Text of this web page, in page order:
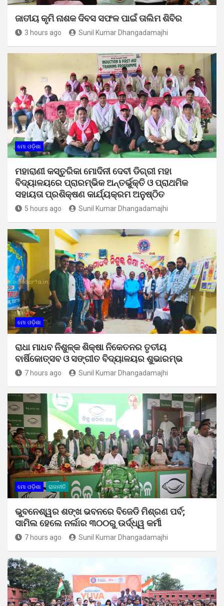
ଜାତୀୟ କୃମି ନାଶକ ଦିବସ ସଫଳ ପାଇଁ ତାଲିମ ଶିବିର
3 hours ago Sunil Kumar Dhangadamajhi
ମୋ ଓଡ଼ିଶା
ମହାରାଣୀ କସ୍ତୁରିକା ମୋଦିନୀ ଦେବୀ ଡିଗ୍ରୀ ମହା
ବିଦ୍ୟାଳୟରେ ପ୍ରାରମ୍ଭିକ ଅନ୍ତର୍ଭୁକ୍ତି ଓ ପ୍ରାଥମିକ
ସହାୟତା ପ୍ରଶିକ୍ଷଣ କାର୍ଯ୍ୟକ୍ରମ ଅନୁଷ୍ଠିତ
5 hours ago Sunil Kumar Dhangadamajhi
ମୋ ଓଡ଼ିଶା
ରାଧା ମାଧବ ନିଶୁଳ୍କ ଶିକ୍ଷା ନିକେତନର ତୃତୀୟ
ବାର୍ଷିକୋତ୍ସବ ଓ ସଙ୍ଗୀତ ବିଦ୍ୟାଳୟର ଶୁଭାରମ୍ଭ
7 hours ago Sunil Kumar Dhangadamajhi
ମୋ ଓଡ଼ିଶା ରାଜନୀତି
ଭୁବନେଶ୍ୱର ଶଙ୍ଖ ଭବନରେ ବିଜେଡି ମିଶ୍ରଣ ପର୍ବ;
ସାମିଲ ହେଲେ ନର୍ଲାର ୩୦୦ରୁ ଉର୍ଦ୍ଧ୍ୱ କର୍ମୀ
7 hours ago Sunil Kumar Dhangadamajhi